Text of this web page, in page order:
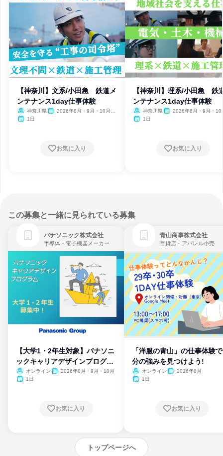
【神奈川】文系/小田急 鉄道メ
ンテナンス1day仕事体験
神奈川県
2026年8月・9月・10月・
1日
お気に入り
【神奈川】理系/小田急 鉄
ンテナンス1day仕事体験
神奈川県
2026年8月・9月・10
1日
お気に入り
この募集と一緒に見られている募集
パナソニック株式会社
半導体・電子機器メーカー
【大学1・2年生対象】パナソニ
ックキャリアデザインプログラ
ム
オンライン
2026年8月・9月・10月
1日
お気に入り
青山商事株式会社
百貨店・アパレル小売
「洋服の青山」の仕事体験
分の強みを見つけよう!
オンライン
2026年8月
1日
お気に入り
トップページへ